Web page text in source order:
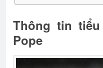
Thông tin
Pope